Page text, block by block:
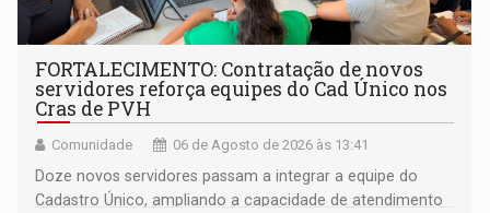
FORTALECIMENTO: Contratação de novos
servidores reforça equipes do Cad Único nos
Cras de PVH
Comunidade 06 de Agosto de 2026 às 13:41
Doze novos servidores passam a integrar a equipe do
Cadastro Único, ampliando a capacidade de atendimento